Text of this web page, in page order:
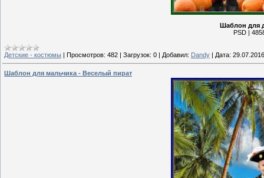
Шаблон для
PSD |
Детские - костюмы | Просмотров: 482 | Загрузок: 0 | Добавил: Dandy | Дата: 29.07.2016
Шаблон для мальчика - Веселый пират